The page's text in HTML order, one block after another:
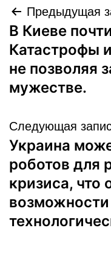
по
записям
Предыдущая
В Киеве
Катастрофы
не позволяя
мужестве.
Следующая
Украина
роботов для
кризиса, что